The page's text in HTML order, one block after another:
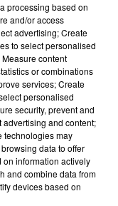
processing based on
and/or access
advertising; Create
to select personalised
content
or combinations
services; Create
personalised
security, prevent and
advertising and content;
technologies may
data to offer
information actively
and combine data from
devices based on